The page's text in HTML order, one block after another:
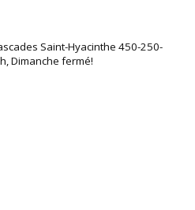
Saint-Hyacinthe 450-250-
Dimanche fermé!